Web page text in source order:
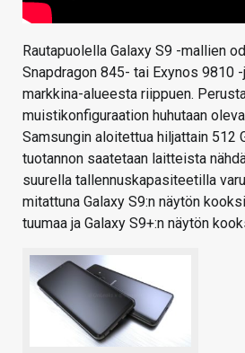
Rautapuolella Galaxy S9 -mallien
Snapdragon 845- tai Exynos 9810
markkina-alueesta riippuen.
muistikonfiguraation huhutaan
Samsungin aloitettua hiljattain 512
tuotannon saatetaan laitteista
suurella tallennuskapasiteetilla
mitattuna Galaxy S9:n näytön
tuumaa ja Galaxy S9+:n näytön